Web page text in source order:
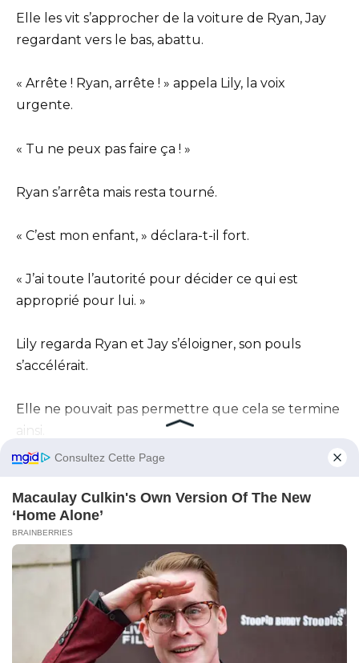
Elle les vit s’approcher de la voiture de Ryan, Jay
regardant vers le bas, abattu.
« Arrête ! Ryan, arrête ! » appela Lily, la voix
urgente.
« Tu ne peux pas faire ça ! »
Ryan s’arrêta mais resta tourné.
« C’est mon enfant, » déclara-t-il fort.
« J’ai toute l’autorité pour décider ce qui est
approprié pour lui. »
Lily regarda Ryan et Jay s’éloigner, son pouls
s’accélérait.
Elle ne pouvait pas permettre que cela se termine
ainsi.
sortit vers le parking.
Elle les vit s’approcher de la voiture de Ryan, Jay
baissant les yeux, accablé.
« Attends ! Ryan, attends ! » cria Lily, sa voix
insistante.